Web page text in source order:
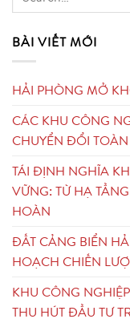
BÀI VIẾT MỚI
HẢI PHÒNG MỞ
CÁC KHU CÔNG
CHUYỂN ĐỔI
TÁI ĐỊNH NGHĨA
VỮNG: TỪ HẠ
HOÀN
ĐẤT CẢNG BIỂN
HOẠCH CHIẾN
KHU CÔNG
THU HÚT ĐẦU TƯ